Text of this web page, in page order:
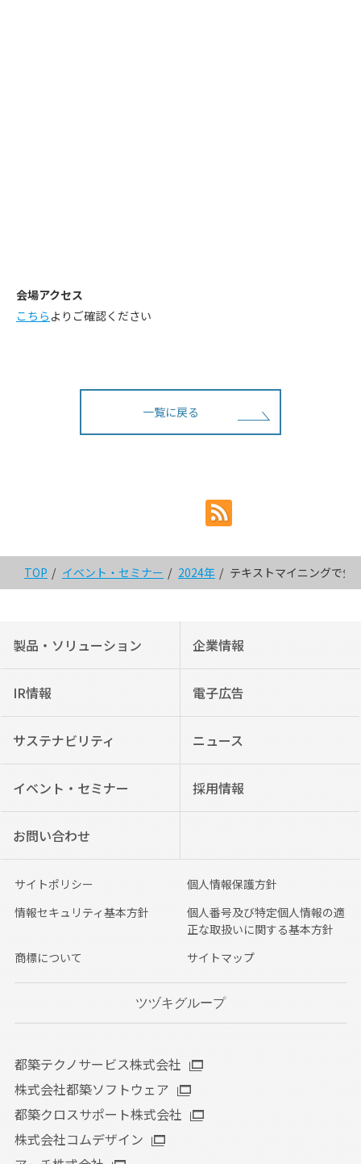
会場アクセス
こちら よりご確認ください
一覧に戻る
TOP イベント・セミナー 2024年 テキストマイニングで気
製品・ソリューション 企業情報
IR情報 電子広告
サステナビリティ ニュース
イベント・セミナー 採用情報
お問い合わせ
サイトポリシー
個人情報保護方針
情報セキュリティ基本方針
個人番号及び特定個人情報の適
正な取扱いに関する基本方針
商標について
サイトマップ
ツヅキグループ
都築テクノサービス株式会社
株式会社都築ソフトウェア
都築クロスサポート株式会社
株式会社コムデザイン